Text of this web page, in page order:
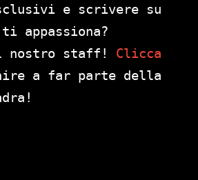
e scrivere su
appassiona?
nostro staff! Clicca
a far parte della